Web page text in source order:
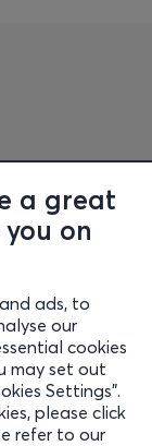
a great
on
ads, to
our
cookies
may set out
Settings".
please click
refer to our